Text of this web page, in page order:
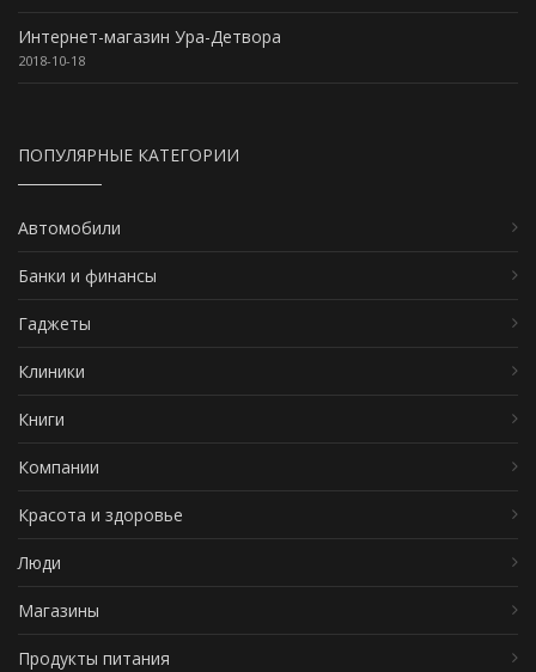
Интернет-магазин Ура-Детвора
2018-10-18
ПОПУЛЯРНЫЕ КАТЕГОРИИ
Автомобили
Банки и финансы
Гаджеты
Клиники
Книги
Компании
Красота и здоровье
Люди
Магазины
Продукты питания